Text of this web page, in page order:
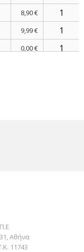
8,90 €
9,99 €
0,00 €
Αθήνα
11743